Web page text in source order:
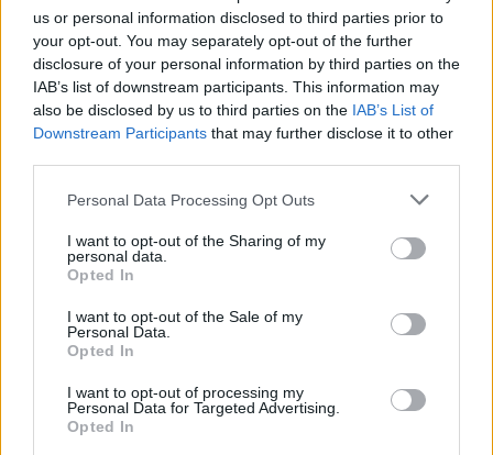
us or personal information disclosed to third parties prior to
your opt-out. You may separately opt-out of the further
disclosure of your personal information by third parties on the
IAB’s list of downstream participants. This information may
also be disclosed by us to third parties on the IAB’s List of
Downstream Participants that may further disclose it to other
Personal Data Processing Opt Outs
I want to opt-out of the Sharing of my
personal data.
Opted In
I want to opt-out of the Sale of my
Personal Data.
Opted In
I want to opt-out of processing my
Personal Data for Targeted Advertising.
Opted In
Megbocsáthatatlan bűnök 3.rész
Megbocsáthatatlan bűnök 2.rész
Megbocsáthatatlan bűnök 1.rész
Szent Genovéva, a túlélő Franciaország